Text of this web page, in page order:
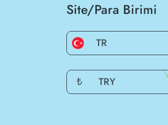
Site/Para Birimi
TR
₺ TRY